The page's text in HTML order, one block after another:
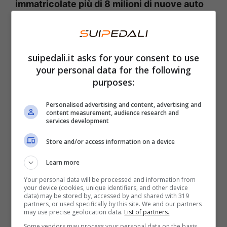
immatricolate più di 8 milioni di nuove auto
rispetto all’anno precedente), circa il 37% del
volume totale. Numeri enormi, superiori a
tutte le immatricolazioni di auto plug-in nel
resto del mondo messe insieme, che portano
a una quota di mercato di auto
completamente elettriche che tocca circa il
25% del mercato. Vale a dire una ogni
quattro.
suipedali.it asks for your consent to use
your personal data for the following
purposes:
Personalised advertising and content, advertising and
content measurement, audience research and
services development
Store and/or access information on a device
Learn more
Your personal data will be processed and information from
your device (cookies, unique identifiers, and other device
data) may be stored by, accessed by and shared with 319
partners, or used specifically by this site. We and our partners
may use precise geolocation data. List of partners.